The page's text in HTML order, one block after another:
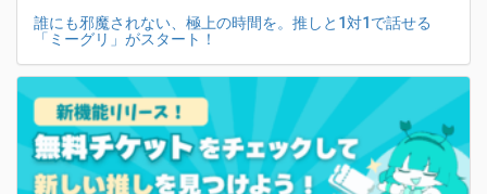
誰にも邪魔されない、極上の時間を。推しと1対1で話せる
「ミーグリ」がスタート！